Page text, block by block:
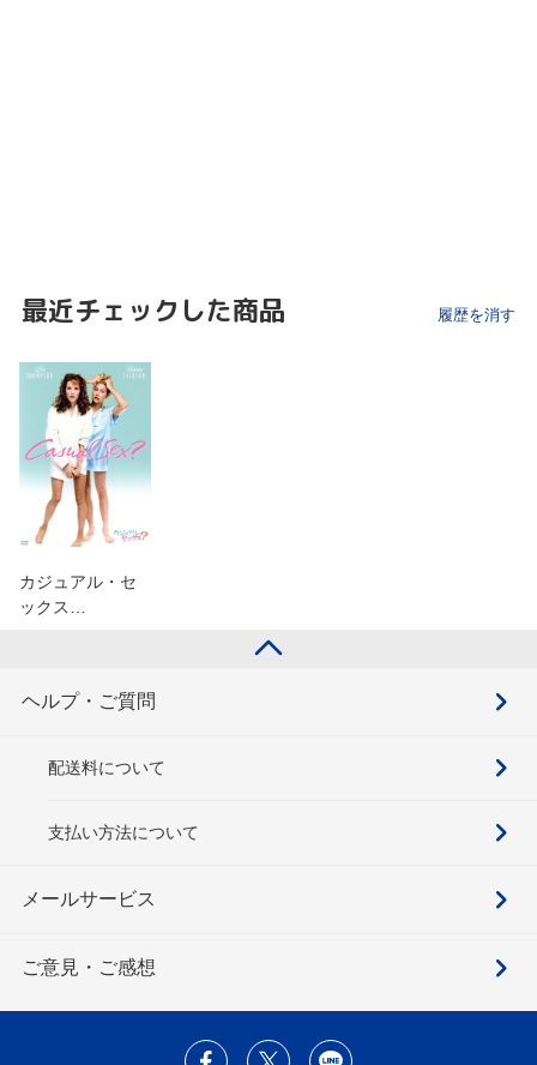
最近チェックした商品 履歴を消す
カジュアル・セ
ックス…
ヘルプ・ご質問
配送料について
支払い方法について
メールサービス
ご意見・ご感想